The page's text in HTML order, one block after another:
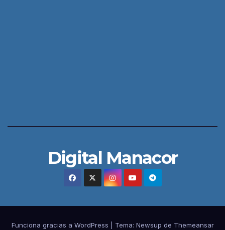
Digital Manacor
Funciona gracias a WordPress Tema: Newsup de Themeansar